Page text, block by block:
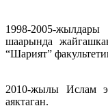
1998-2005-жылдары
шаарында
“Шарият”
2010-жылы Ислам
аяктаган.